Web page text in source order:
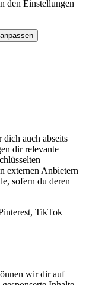
den Einstellungen
auch abseits
dir relevante
externen Anbietern
sofern du deren
TikTok
wir dir auf